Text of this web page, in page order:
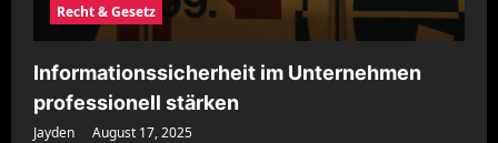
Recht & Gesetz
Informationssicherheit im Unternehmen
professionell stärken
Jayden August 17, 2025